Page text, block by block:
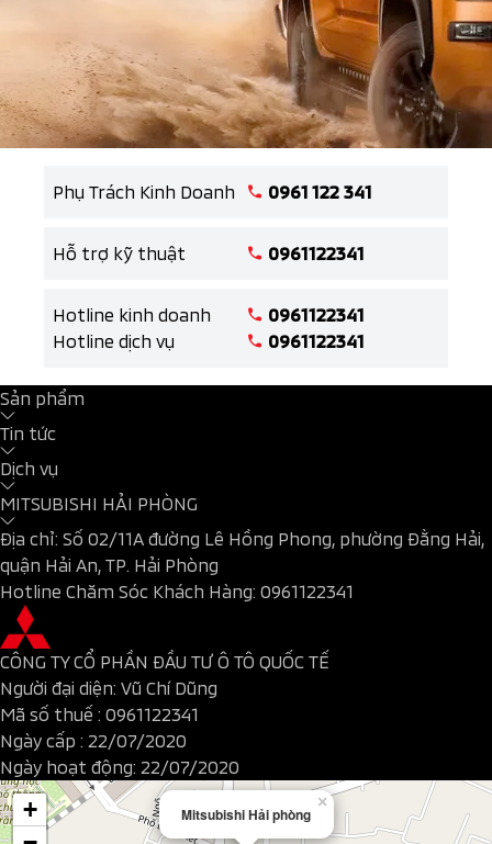
Phụ Trách Kinh Doanh 0961 122 341
Hỗ trợ kỹ thuật 0961122341
Hotline kinh doanh
Hotline dịch vụ
0961122341
0961122341
Sản phẩm
Tin tức
Dịch vụ
MITSUBISHI HẢI PHÒNG
Địa chỉ: Số 02/11A đường Lê Hồng Phong, phường Đằng Hải,
quận Hải An, TP. Hải Phòng
Hotline Chăm Sóc Khách Hàng: 0961122341
CÔNG TY CỔ PHẦN ĐẦU TƯ Ô TÔ QUỐC TẾ
Người đại diện: Vũ Chí Dũng
Mã số thuế : 0961122341
Ngày cấp : 22/07/2020
Ngày hoạt động: 22/07/2020
Mitsubishi Hải phòng
×
+